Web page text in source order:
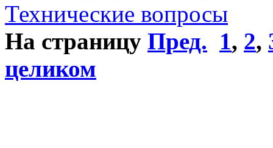
Технические вопросы
На страницу Пред. 1, 2,
целиком